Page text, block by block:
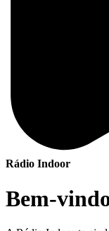
Rádio Indoor
Bem-